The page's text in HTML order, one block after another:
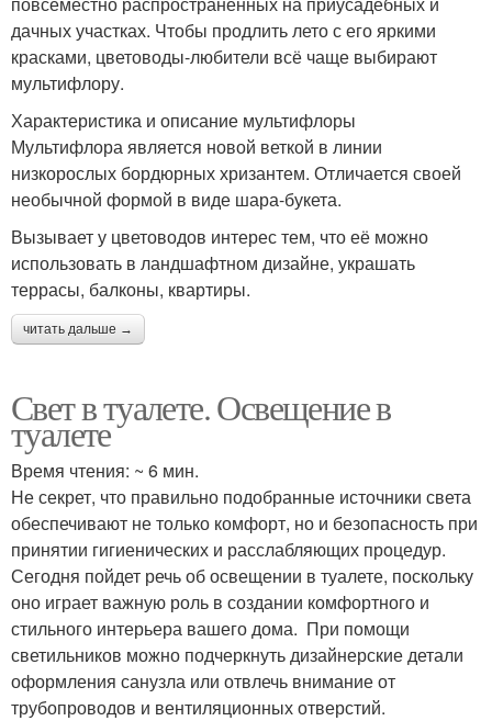
дачных участках. Чтобы продлить лето с его яркими
красками, цветоводы-любители всё чаще выбирают
мультифлору.
Характеристика и описание мультифлоры
Мультифлора является новой веткой в линии
низкорослых бордюрных хризантем. Отличается своей
необычной формой в виде шара-букета.
Вызывает у цветоводов интерес тем, что её можно
использовать в ландшафтном дизайне, украшать
террасы, балконы, квартиры.
читать дальше →
Свет в туалете. Освещение в
туалете
Время чтения: ~ 6 мин.
Не секрет, что правильно подобранные источники света
обеспечивают не только комфорт, но и безопасность при
принятии гигиенических и расслабляющих процедур.
Сегодня пойдет речь об освещении в туалете, поскольку
оно играет важную роль в создании комфортного и
стильного интерьера вашего дома. При помощи
светильников можно подчеркнуть дизайнерские детали
оформления санузла или отвлечь внимание от
трубопроводов и вентиляционных отверстий.